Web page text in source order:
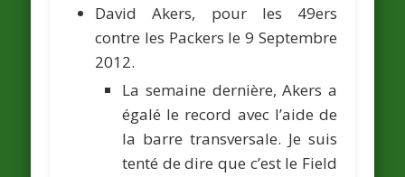
David Akers, pour les 49ers
contre les Packers le 9 Septembre
2012.
La semaine dernière, Akers a
égalé le record avec l’aide de
la barre transversale. Je suis
tenté de dire que c’est le Field